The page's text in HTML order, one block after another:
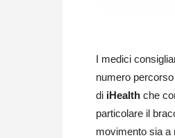
I medici
numero
di iHealth che
particolare il
movimento sia a